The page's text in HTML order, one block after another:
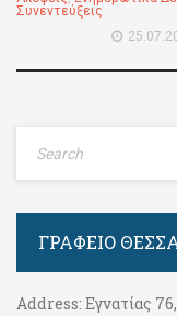
Συνεντεύξεις
ΓΡΑΦΕΊΟ
Address: Εγνατίας